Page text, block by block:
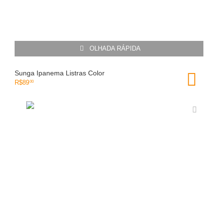
OLHADA RÁPIDA
Sunga Ipanema Listras Color
R$8900